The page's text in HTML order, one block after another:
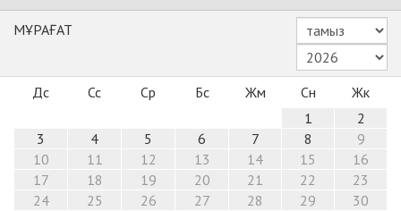
МҰРАҒАТ
Дс Сс Ср Бс Жм Сн
Жк
1
2
3
4 5 6 7 8
9
10
11 12 13 14 15
16
17
18 19 20 21 22
23
24
25 26 27 28 29
30